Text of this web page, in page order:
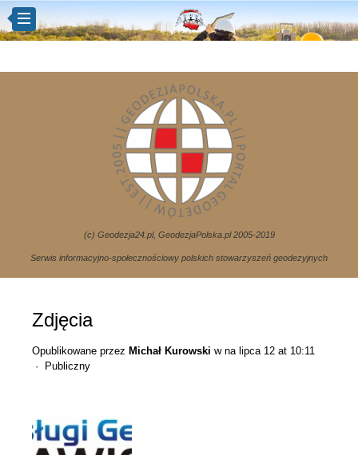
(c) Geodezja24.pl, GeodezjaPolska.pl 2005-2019
Serwis informacyjno-społecznościowy polskich stowarzyszeń geodezyjnych
Zdjęcia
Opublikowane przez Michał Kurowski w na lipca 12 at 10:11
· Publiczny